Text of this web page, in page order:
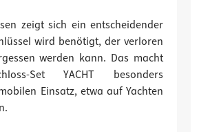
zeigt sich ein entscheidender
wird benötigt, der verloren
werden kann. Das macht
Set YACHT besonders
Einsatz, etwa auf Yachten